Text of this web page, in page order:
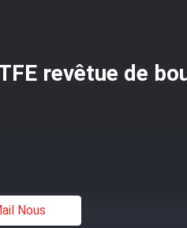
revêtue de
Nous